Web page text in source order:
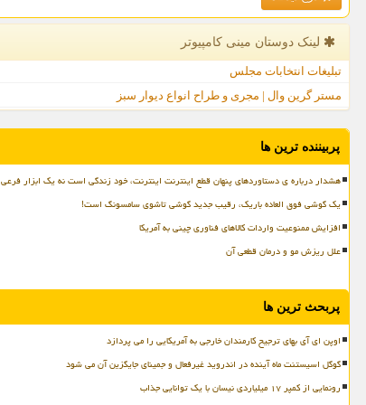
لینک دوستان مینی كامپیوتر
تبلیغات انتخابات مجلس
مستر گرین وال | مجری و طراح انواع دیوار سبز
پربیننده ترین ها
هشدار درباره ی دستاوردهای پنهان قطع اینترنت اینترنت، خود زندگی است نه یک ابزار فرعی
یک گوشی فوق العاده باریک، رقیب جدید گوشی تاشوی سامسونگ است!
افزایش ممنوعیت واردات کالاهای فناوری چینی به آمریکا
علل ریزش مو و درمان قطعی آن
پربحث ترین ها
اوپن ای آی بهای ترجیح کارمندان خارجی به آمریکایی را می پردازد
گوگل اسیستنت ماه آینده در اندروید غیرفعال و جمینای جایگزین آن می شود
رونمایی از کمپر ۱۷ میلیاردی نیسان با یک توانایی جذاب